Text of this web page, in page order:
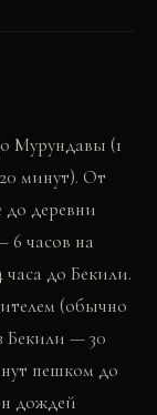
Мурундавы (1
минут). От
деревни
6 часов на
до Бекили.
(обычно
Бекили — 30
пешком до
дождей